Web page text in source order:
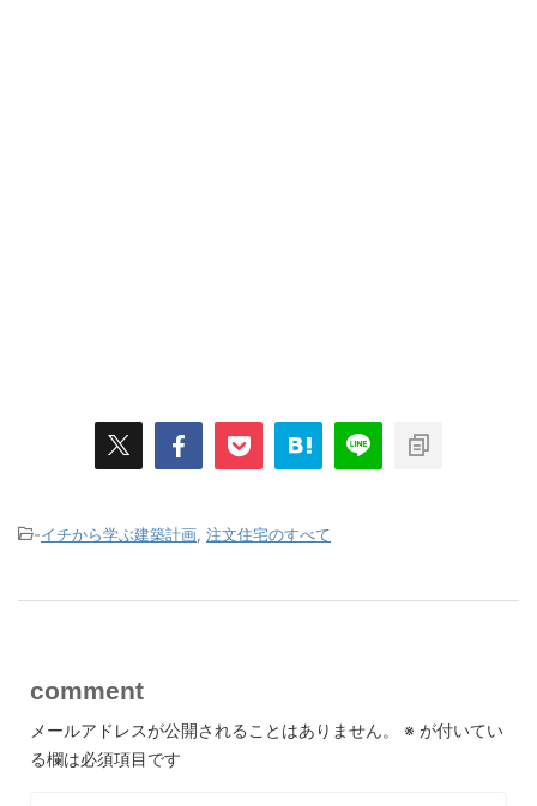
-イチから学ぶ建築計画 注文住宅のすべて
comment
メールアドレスが公開されることはありません。 ※ が付いてい
る欄は必須項目です